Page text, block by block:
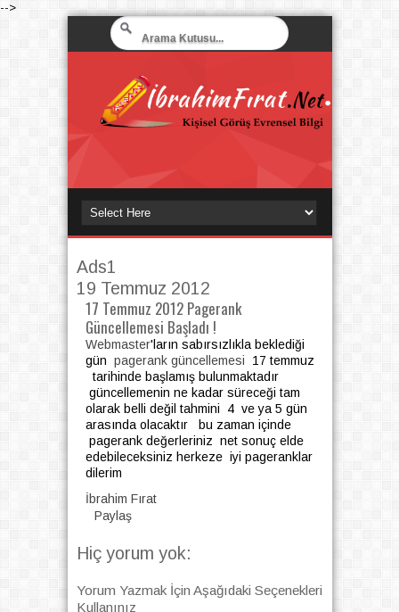
-->
Ads1
19 Temmuz 2012
17 Temmuz 2012 Pagerank
Güncellemesi Başladı !
Webmaster'ların sabırsızlıkla beklediği
gün pagerank güncellemesi 17 temmuz
tarihinde başlamış bulunmaktadır
güncellemenin ne kadar süreceği tam
olarak belli değil tahmini 4 ve ya 5 gün
arasında olacaktır bu zaman içinde
pagerank değerleriniz net sonuç elde
edebileceksiniz herkeze iyi pageranklar
dilerim
İbrahim Fırat
Paylaş
Hiç yorum yok:
Yorum Yazmak İçin Aşağıdaki Seçenekleri
Kullanınız